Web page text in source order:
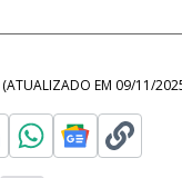
(ATUALIZADO EM 09/11/